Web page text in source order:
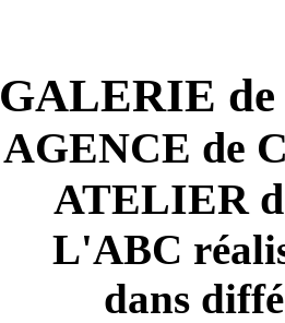
GALERIE
AGENCE de
ATELIER
L'ABC
dans